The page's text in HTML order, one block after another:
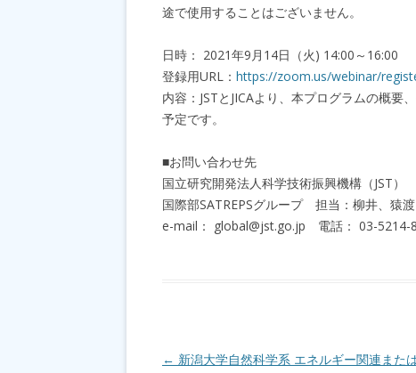
途で使用することはございません。
日時： 2021年9月14日（火) 14:00～16:00
登録用URL： https://zoom.us/webinar/
内容：JSTとJICAより、本プログラムの概
予定です。
■お問い合わせ先
国立研究開発法人科学技術振興機構（JST）
国際部SATREPSグループ 担当：柳井、猿渡
e-mail： global@jst.go.jp 電話： 03-5214-
投稿ナビゲーション
← 新潟大学自然科学系 エネルギー関連また